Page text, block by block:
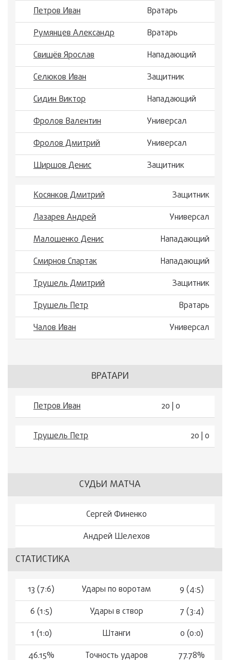
Петров Иван
Вратарь
Румянцев Александр
Вратарь
Свищёв Ярослав
Нападающий
Селюков Иван
Защитник
Сидин Виктор
Нападающий
Фролов Валентин
Универсал
Фролов Дмитрий
Универсал
Ширшов Денис
Защитник
Косянков Дмитрий
Защитник
Лазарев Андрей
Универсал
Малошенко Денис
Нападающий
Смирнов Спартак
Нападающий
Трушель Дмитрий
Защитник
Трушель Петр
Вратарь
Чалов Иван
Универсал
ВРАТАРИ
Петров Иван 20 | 0
Трушель Петр 20 | 0
СУДЬИ МАТЧА
Сергей Финенко
Андрей Шелехов
СТАТИСТИКА
13 (7:6) Удары по воротам
9 (4:5)
6 (1:5)
Удары в створ
7 (3:4)
1 (1:0)
Штанги
0 (0:0)
46.15%
Точность ударов 77.78%